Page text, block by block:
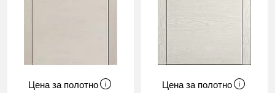
Цена за полотно Цена за полотно